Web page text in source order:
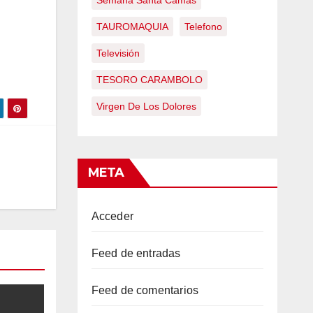
TAUROMAQUIA Telefono
Televisión
TESORO CARAMBOLO
Virgen De Los Dolores
META
Acceder
Feed de entradas
Feed de comentarios